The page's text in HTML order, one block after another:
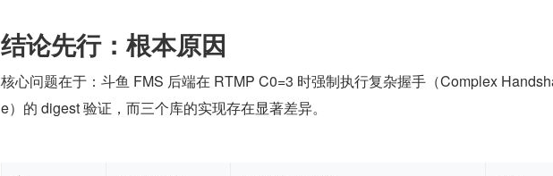
结论先行：根本原因
核心问题在于：斗鱼 FMS 后端在 RTMP C0=3 时强制执行复杂握手（Complex
e）的 digest 验证，而三个库的实现存在显著差异。